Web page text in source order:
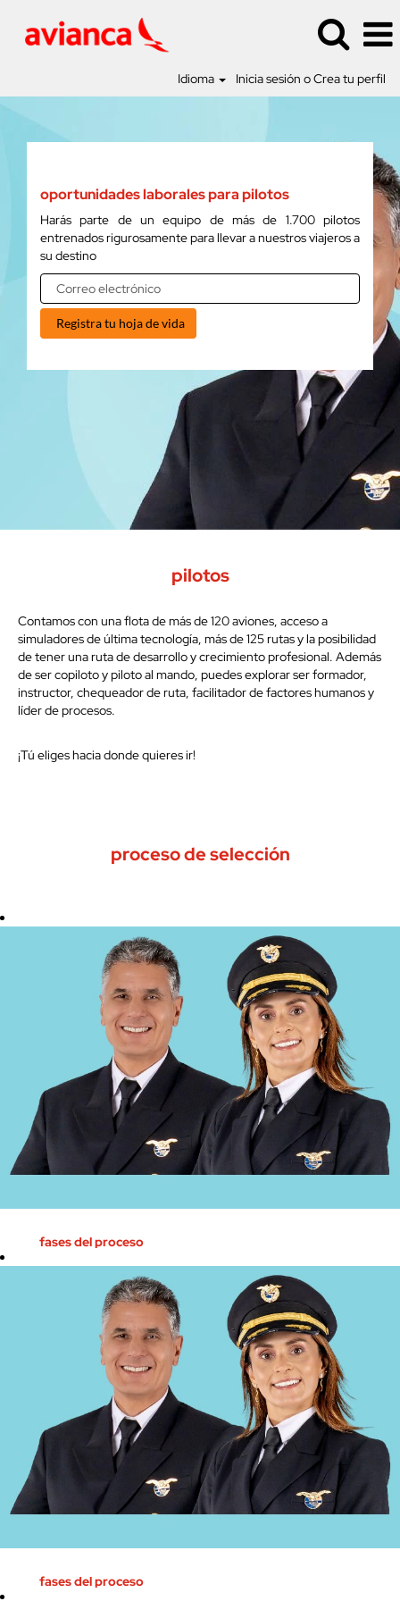
Idioma Inicia sesión o Crea tu perfil
Pilotos
oportunidades laborales para pilotos
Harás parte de un equipo de más de 1.700 pilotos
entrenados rigurosamente para llevar a nuestros viajeros a
su destino
pilotos
Contamos con una flota de más de 120 aviones, acceso a
simuladores de última tecnología, más de 125 rutas y la posibilidad
de tener una ruta de desarrollo y crecimiento profesional. Además
de ser copiloto y piloto al mando, puedes explorar ser formador,
instructor, chequeador de ruta, facilitador de factores humanos y
líder de procesos.
¡Tú eliges hacia donde quieres ir!
proceso de selección
fases del proceso
Validación de
requisitos
Prueba de
Evaluación
de competencias
Prueba
complementaria
Prueba de
habilidades no
técnicas y ajuste
Assessment
Materias
fases del proceso